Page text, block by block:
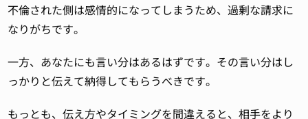
不倫された側は感情的になってしまうため、過剰な請求に
なりがちです。
一方、あなたにも言い分はあるはずです。その言い分はし
っかりと伝えて納得してもらうべきです。
もっとも、伝え方やタイミングを間違えると、相手をより